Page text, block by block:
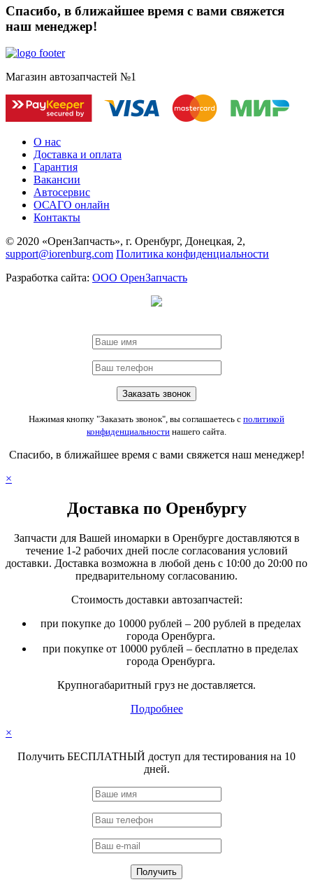
Спасибо, в ближайшее время с вами свяжется
наш менеджер!
Магазин автозапчастей №1
О нас
Доставка и оплата
Гарантия
Вакансии
Автосервис
ОСАГО онлайн
Контакты
© 2020 «ОренЗапчасть», г. Оренбург, Донецкая, 2,
support@iorenburg.com Политика конфиденциальности
Разработка сайта: ООО ОренЗапчасть
Нажимая кнопку "Заказать звонок", вы соглашаетесь с политикой
конфиденциальности нашего сайта.
Спасибо, в ближайшее время с вами свяжется наш менеджер!
×
Доставка по Оренбургу
Запчасти для Вашей иномарки в Оренбурге доставляются в
течение 1-2 рабочих дней после согласования условий
доставки. Доставка возможна в любой день с 10:00 до 20:00 по
предварительному согласованию.
Стоимость доставки автозапчастей:
при покупке до 10000 рублей – 200 рублей в пределах
города Оренбурга.
при покупке от 10000 рублей – бесплатно в пределах
города Оренбурга.
Крупногабаритный груз не доставляется.
Подробнее
×
Получить БЕСПЛАТНЫЙ доступ для тестирования на 10
дней.